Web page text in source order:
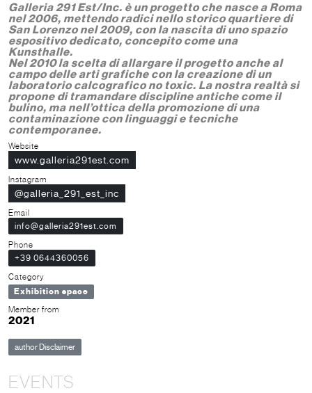
Galleria 291 Est/Inc. è un progetto che nasce a Roma
nel 2006, mettendo radici nello storico quartiere di
San Lorenzo nel 2009, con la nascita di uno spazio
espositivo dedicato, concepito come una
Kunsthalle.
Nel 2010 la scelta di allargare il progetto anche al
campo delle arti grafiche con la creazione di un
laboratorio calcografico no toxic. La nostra realtà si
propone di tramandare discipline antiche come il
bulino, ma nell’ottica della promozione di una
contaminazione con linguaggi e tecniche
contemporanee.
Website
www.galleria291est.com
Instagram
@galleria_291_est_inc
Email
info@galleria291est.com
Phone
+39 0644360056
Category
Exhibition space
Member from
2021
author Disclaimer
EVENTS